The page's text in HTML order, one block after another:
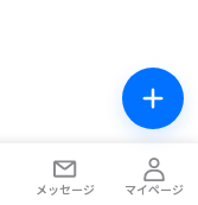
メッセージ マイページ